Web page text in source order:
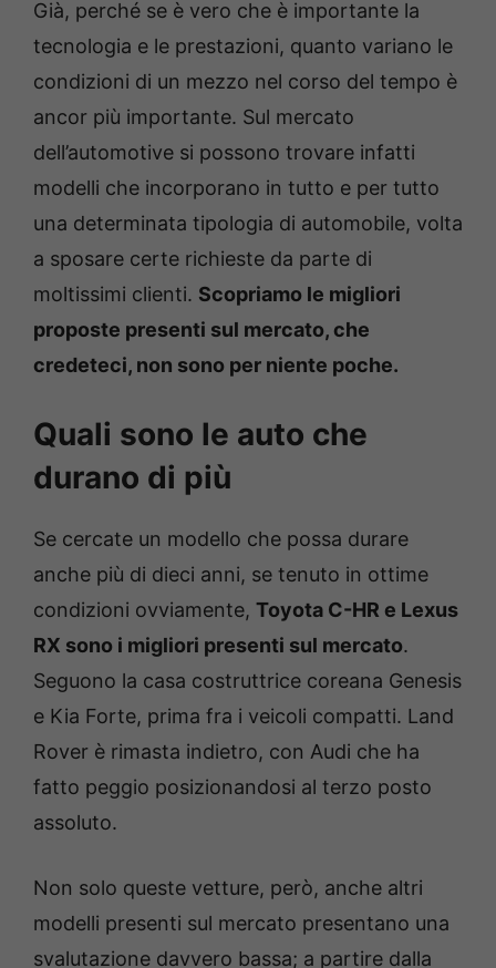
Già, perché se è vero che è importante la
tecnologia e le prestazioni, quanto variano le
condizioni di un mezzo nel corso del tempo è
ancor più importante. Sul mercato
dell’automotive si possono trovare infatti
modelli che incorporano in tutto e per tutto
una determinata tipologia di automobile, volta
a sposare certe richieste da parte di
moltissimi clienti. Scopriamo le migliori
proposte presenti sul mercato, che
credeteci, non sono per niente poche.
Quali sono le auto che
durano di più
Se cercate un modello che possa durare
anche più di dieci anni, se tenuto in ottime
condizioni ovviamente, Toyota C-HR e Lexus
RX sono i migliori presenti sul mercato.
Seguono la casa costruttrice coreana Genesis
e Kia Forte, prima fra i veicoli compatti. Land
Rover è rimasta indietro, con Audi che ha
fatto peggio posizionandosi al terzo posto
assoluto.
Non solo queste vetture, però, anche altri
modelli presenti sul mercato presentano una
svalutazione davvero bassa; a partire dalla